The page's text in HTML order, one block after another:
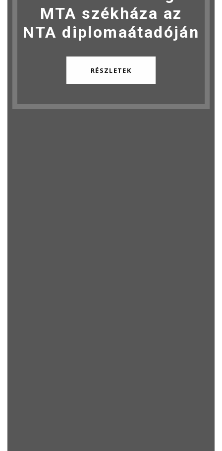
MTA székháza az
NTA diplomaátadóján
RÉSZLETEK